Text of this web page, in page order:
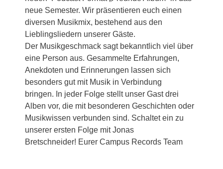
neue Semester. Wir präsentieren euch einen
diversen Musikmix, bestehend aus den
Lieblingsliedern unserer Gäste.
Der Musikgeschmack sagt bekanntlich viel über
eine Person aus. Gesammelte Erfahrungen,
Anekdoten und Erinnerungen lassen sich
besonders gut mit Musik in Verbindung
bringen. In jeder Folge stellt unser Gast drei
Alben vor, die mit besonderen Geschichten oder
Musikwissen verbunden sind. Schaltet ein zu
unserer ersten Folge mit Jonas
Bretschneider! Eurer Campus Records Team